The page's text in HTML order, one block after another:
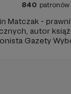
840 patronów
Matczak -
autor
Gazety